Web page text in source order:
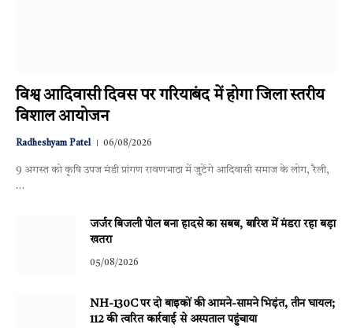
विश्व आदिवासी दिवस पर गरियाबंद में होगा जिला स्तरीय
विशाल आयोजन
Radheshyam Patel 06/08/2026
9 अगस्त को कृषि उपज मंडी प्रांगण रावणभाठा में जुटेंगे आदिवासी समाज के लोग, रैली,
…
जर्जर बिजली पोल बना हादसे का सबब, बारिश में मंडरा रहा बड़ा
खतरा
05/08/2026
NH-130C पर दो बाइकों की आमने-सामने भिड़ंत, तीन घायल;
112 की त्वरित कार्रवाई से अस्पताल पहुंचाया